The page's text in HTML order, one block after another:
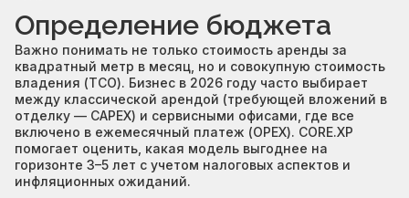
Определение бюджета
Важно понимать не только стоимость аренды за
квадратный метр в месяц, но и совокупную стоимость
владения (TCO). Бизнес в 2026 году часто выбирает
между классической арендой (требующей вложений в
отделку — CAPEX) и сервисными офисами, где все
включено в ежемесячный платеж (OPEX). CORE.XP
помогает оценить, какая модель выгоднее на
горизонте 3–5 лет с учетом налоговых аспектов и
инфляционных ожиданий.